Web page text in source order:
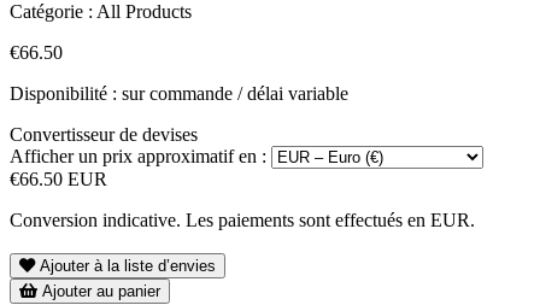
Catégorie : All Products
€66.50
Disponibilité : sur commande / délai variable
Convertisseur de devises
Afficher un prix approximatif en :
€66.50 EUR
Conversion indicative. Les paiements sont effectués en EUR.
Ajouter à la liste d’envies
Ajouter au panier